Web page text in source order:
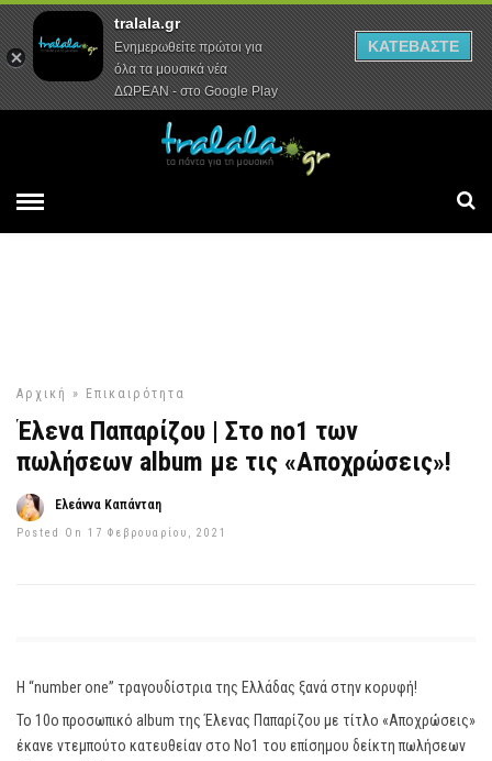
Αρχική Συνεντεύξεις Ρεπορτάζ
Αρχική » Επικαιρότητα
Έλενα Παπαρίζου | Στο no1 των
πωλήσεων album με τις «Αποχρώσεις»!
Ελεάννα Καπάνταη
Posted On 17 Φεβρουαρίου, 2021
Η “number one” τραγουδίστρια της Ελλάδας ξανά στην κορυφή!
Το 10ο προσωπικό album της Έλενας Παπαρίζου με τίτλο «Αποχρώσεις»
έκανε ντεμπούτο κατευθείαν στο Νο1 του επίσημου δείκτη πωλήσεων
tralala.gr
Ενημερωθείτε πρώτοι για
όλα τα μουσικά νέα
ΔΩΡΕΑΝ - στο Google Play
ΚΑΤΕΒΑΣΤΕ